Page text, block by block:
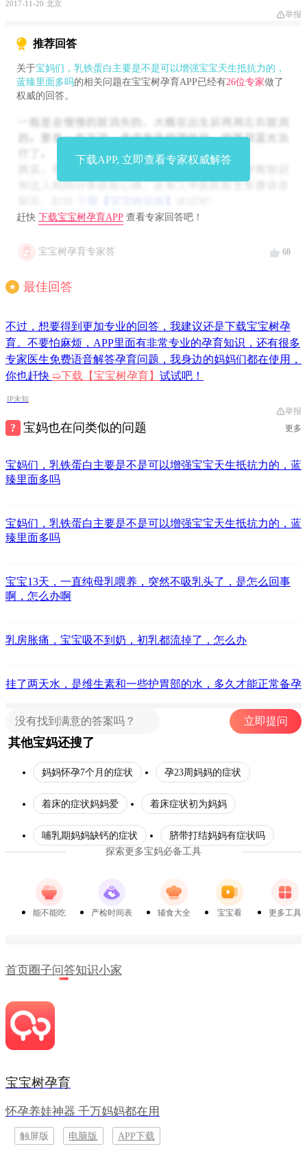
2017-11-20 北京
举报
推荐回答
关于宝妈们，乳铁蛋白主要是不是可以增强宝宝天生抵抗力的，
蓝臻里面多吗的相关问题在宝宝树孕育APP已经有26位专家做了
权威的回答。
下载APP, 立即查看专家权威解答
赶快 下载宝宝树孕育APP 查看专家回答吧！
宝宝树孕育专家答 68
★ 最佳回答
不过，想要得到更加专业的回答，我建议还是下载宝宝树孕
育。不要怕麻烦，APP里面有非常专业的孕育知识，还有很多
专家医生免费语音解答孕育问题，我身边的妈妈们都在使用，
你也赶快 ➯下载【宝宝树孕育】 试试吧！
IP未知
举报
宝妈也在问类似的问题 更多
宝妈们，乳铁蛋白主要是不是可以增强宝宝天生抵抗力的，蓝
臻里面多吗
宝妈们，乳铁蛋白主要是不是可以增强宝宝天生抵抗力的，蓝
臻里面多吗
宝宝13天，一直纯母乳喂养，突然不吸乳头了，是怎么回事
啊，怎么办啊
乳房胀痛，宝宝吸不到奶，初乳都流掉了，怎么办
挂了两天水，是维生素和一些护胃部的水，多久才能正常备孕
立即提问
其他宝妈还搜了
妈妈怀孕7个月的症状 孕23周妈妈的症状
着床的症状妈妈爱 着床症状初为妈妈
哺乳期妈妈缺钙的症状
脐带打结妈妈有症状吗
探索更多宝妈必备工具
能不能吃 产检时间表 辅食大全 宝宝看 更多工具
首页 圈子问答知识小家
宝宝树孕育
怀孕养娃神器 千万妈妈都在用
触屏版 电脑版 APP下载